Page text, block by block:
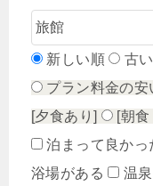
新しい順 古
プラン料金の
[夕食あり]
[朝食
泊まって良かっ
浴場がある
温